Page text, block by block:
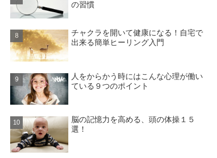
の習慣
チャクラを開いて健康になる！自宅で
出来る簡単ヒーリング入門
人をからかう時にはこんな心理が働い
ている９つのポイント
脳の記憶力を高める、頭の体操１５
選！